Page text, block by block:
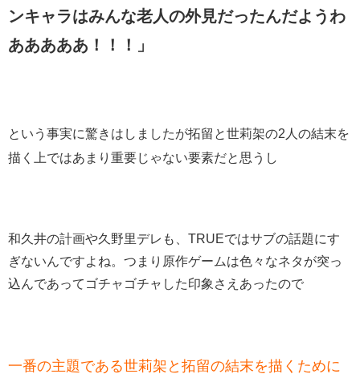
ンキャラはみんな老人の外見だったんだようわ
あああああ！！！」
という事実に驚きはしましたが拓留と世莉架の2人の結末を
描く上ではあまり重要じゃない要素だと思うし
和久井の計画や久野里デレも、TRUEではサブの話題にす
ぎないんですよね。つまり原作ゲームは色々なネタが突っ
込んであってゴチャゴチャした印象さえあったので
一番の主題である世莉架と拓留の結末を描くために